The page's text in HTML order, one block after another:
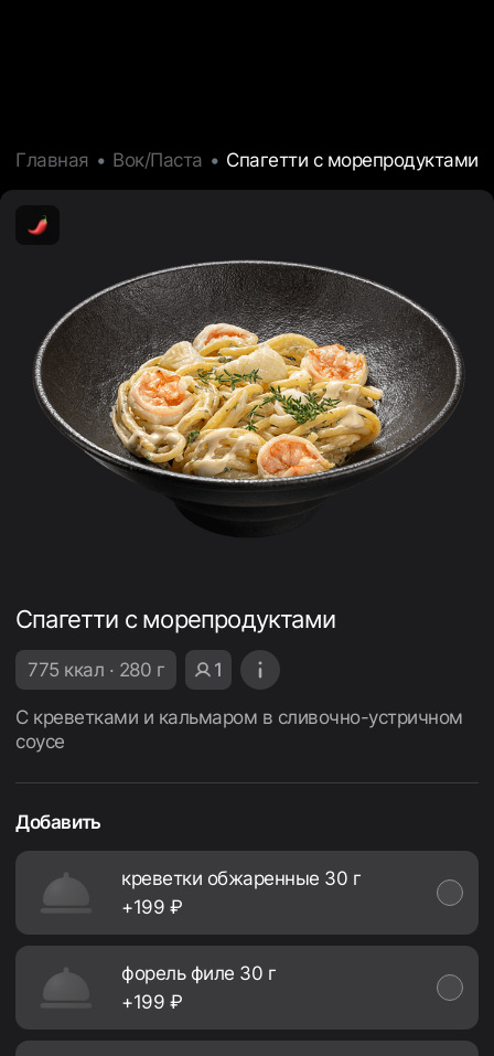
Главная Вок/Паста Спагетти с морепродуктами
Спагетти с морепродуктами
775 ккал · 280 г 1
С креветками и кальмаром в сливочно-устричном
соусе
Добавить
креветки обжаренные 30 г
+199 ₽
форель филе 30 г
+199 ₽